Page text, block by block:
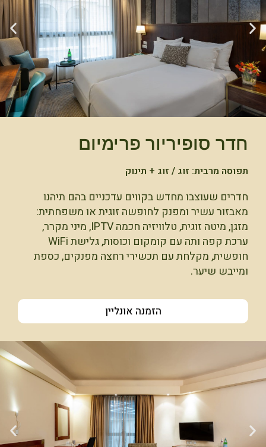
חדר סופיריור פרימיום
תפוסה מרבית: זוג / זוג + תינוק
חדרים שעוצבו מחדש בקווים עדכניים בהם תיהנו
מאבזור עשיר ומפנק לחופשה זוגית או משפחתית:
מזגן, מיטה זוגית, טלוויזיה חכמה IPTV, מיני מקרר,
ערכת קפה ותה עם קומקום וכוסות, גלישת WiFi
חופשית, מקלחת עם תכשירי רחצה מפנקים, כספת
ומייבש שיער.
הזמנה אונליין